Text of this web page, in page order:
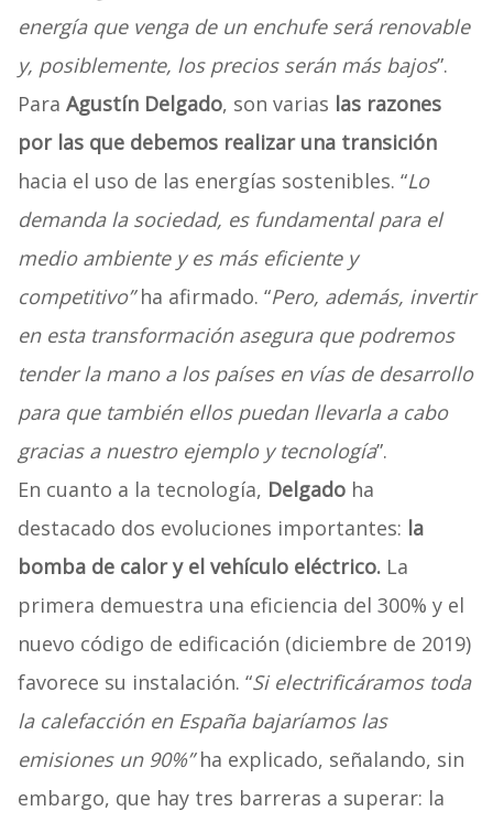
energía que venga de un enchufe será renovable
y, posiblemente, los precios serán más bajos”.
Para Agustín Delgado, son varias las razones
por las que debemos realizar una transición
hacia el uso de las energías sostenibles. “Lo
demanda la sociedad, es fundamental para el
medio ambiente y es más eficiente y
competitivo”ha afirmado. “Pero, además, invertir
en esta transformación asegura que podremos
tender la mano a los países en vías de desarrollo
para que también ellos puedan llevarla a cabo
gracias a nuestro ejemplo y tecnología”.
En cuanto a la tecnología, Delgadoha
destacado dos evoluciones importantes: la
bomba de calor y el vehículo eléctrico.La
primera demuestra una eficiencia del 300% y el
nuevo código de edificación (diciembre de 2019)
favorece su instalación. “Si electrificáramos toda
la calefacción en España bajaríamos las
emisiones un 90%”ha explicado, señalando, sin
embargo, que hay tres barreras a superar: la